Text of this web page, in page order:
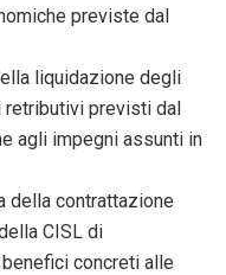
previste dal
liquidazione degli
retributivi previsti dal
agli impegni assunti in
della contrattazione
CISL di
concreti alle